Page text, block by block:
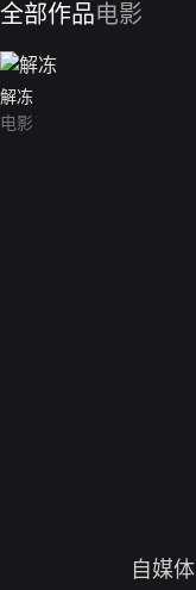
全部作品电影
解冻
电影
自媒体